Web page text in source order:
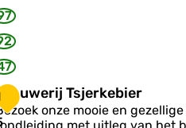
Tsjerkebier
onze mooie en